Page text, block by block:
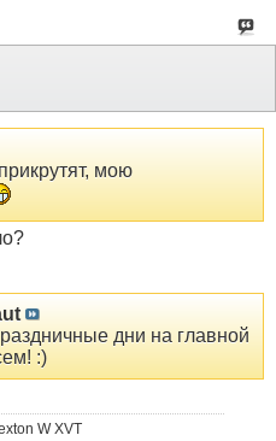
мою
дни на главной
:)
W XVT